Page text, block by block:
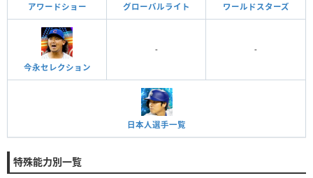
アワードショー グローバルライト ワールドスターズ
今永セレクション
- -
日本人選手一覧
特殊能力別一覧